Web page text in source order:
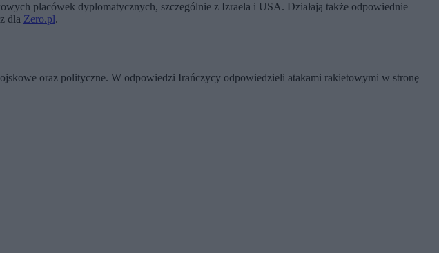
placówek dyplomatycznych, szczególnie z Izraela i USA. Działają także odpowiednie
dla Zero.pl.
oraz polityczne. W odpowiedzi Irańczycy odpowiedzieli atakami rakietowymi w stronę